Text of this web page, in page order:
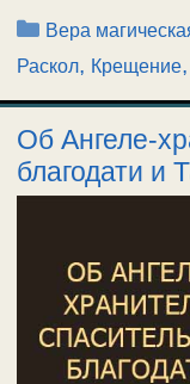
Рубрики
Вера
Раскол, Крещение,
Об Ангеле-
благодати и